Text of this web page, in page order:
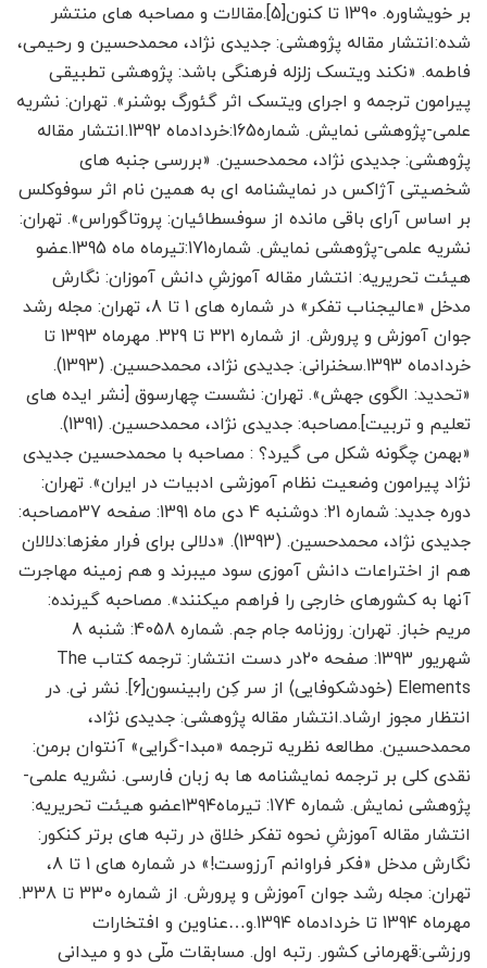
بر خویشاوره. 1390 تا کنون[5].مقالات و مصاحبه های منتشر
شده:انتشار مقاله پژوهشی: جدیدی نژاد، محمدحسین و رحیمی،
فاطمه. «نکند ویتسک زلزله فرهنگی باشد: پژوهشی تطبیقی
پیرامون ترجمه و اجرای ویتسک اثر گئورگ بوشنر». تهران: نشریه
علمی-پژوهشی نمایش. شماره165:خردادماه 1392.انتشار مقاله
پژوهشی: جدیدی نژاد، محمدحسین. «بررسی جنبه های
شخصیتی آژاکس در نمایشنامه ای به همین نام اثر سوفوکلس
بر اساس آرای باقی مانده از سوفسطائیان: پروتاگوراس». تهران:
نشریه علمی-پژوهشی نمایش. شماره171:تیرماه ماه 1395.عضو
هیئت تحریریه: انتشار مقاله آموزشِ دانش آموزان: نگارش
مدخل «عالیجناب تفکر» در شماره های 1 تا 8، تهران: مجله رشد
جوان آموزش و پرورش. از شماره 321 تا 329. مهرماه 1393 تا
خردادماه 1393.سخنرانی: جدیدی نژاد، محمدحسین. (1393).
«تحدید: الگوی جهش». تهران: نشست چهارسوق [نشر ایده های
تعلیم و تربیت].مصاحبه: جدیدی نژاد، محمدحسین. (1391).
«بهمن چگونه شکل می گیرد؟ : مصاحبه با محمدحسین جدیدی
نژاد پیرامون وضعیت نظام آموزشی ادبیات در ایران». تهران:
دوره جدید: شماره 21: دوشنبه 4 دی ماه 1391: صفحه 37مصاحبه:
جدیدی نژاد، محمدحسین. (1393). «دلالی برای فرار مغزها:دلالان
هم از اختراعات دانش آموزی سود می­برند و هم زمینه مهاجرت
آنها به کشورهای خارجی را فراهم می­کنند». مصاحبه گیرنده:
مریم خباز. تهران: روزنامه جام جم. شماره 4058: شنبه 8
شهریور 1393: صفحه ۲۰در دست انتشار: ترجمه کتاب The
Elements (خودشکوفایی) از سر کِن رابینسون[6]. نشر نی. در
انتظار مجوز ارشاد.انتشار مقاله پژوهشی: جدیدی نژاد،
محمدحسین. مطالعه نظریه ترجمه «مبدا-گرایی» آنتوان برمن:
نقدی کلی بر ترجمه نمایشنامه ها به زبان فارسی. نشریه علمی-
پژوهشی نمایش. شماره 174: تیرماه۱۳۹۴عضو هیئت تحریریه:
انتشار مقاله آموزشِ نحوه تفکر خلاق در رتبه های برتر کنکور:
نگارش مدخل «فکر فراوانم آرزوست!» در شماره های 1 تا 8،
تهران: مجله رشد جوان آموزش و پرورش. از شماره 330 تا 338.
مهرماه 139۴ تا خردادماه 139۴.و…عناوین و افتخارات
ورزشی:قهرمانی کشور. رتبه اول. مسابقات ملّی دو و میدانی